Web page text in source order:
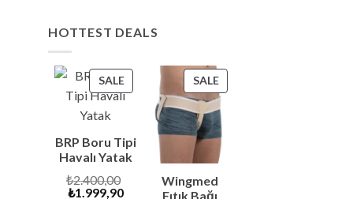
HOTTEST DEALS
SALEPRODUCT
ON
BRP Boru Tipi
Havalı Yatak
₺2.400,00
Original
price
₺1.999,90Current
SALEPRODUCT
ON
SALE
Wingmed
Fıtık Bağı